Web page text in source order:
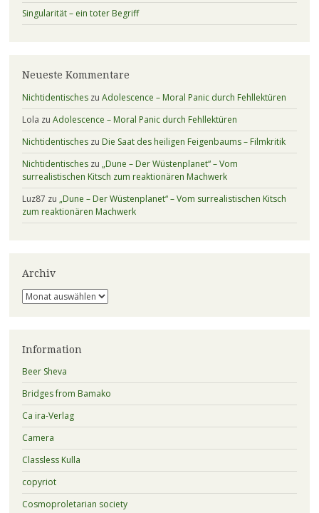
Singularität – ein toter Begriff
Neueste Kommentare
Nichtidentischeszu Adolescence – Moral Panic durch Fehllektüren
Lola zu Adolescence – Moral Panic durch Fehllektüren
Nichtidentischeszu Die Saat des heiligen Feigenbaums – Filmkritik
Nichtidentischeszu „Dune – Der Wüstenplanet“ – Vom
surrealistischen Kitsch zum reaktionären Machwerk
Luz87 zu „Dune – Der Wüstenplanet“ – Vom surrealistischen Kitsch
zum reaktionären Machwerk
Archiv
Archiv
Information
Beer Sheva
Bridges from Bamako
Ca ira-Verlag
Camera
Classless Kulla
copyriot
Cosmoproletarian society